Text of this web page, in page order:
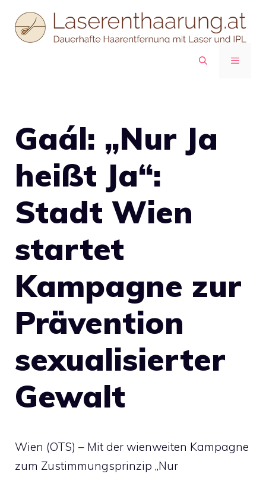
Inhalt
springen
MENÜ
Gaál: „Nur Ja
heißt Ja“:
Stadt Wien
startet
Kampagne zur
Prävention
sexualisierter
Gewalt
Wien (OTS) – Mit der wienweiten Kampagne
zum Zustimmungsprinzip „Nur